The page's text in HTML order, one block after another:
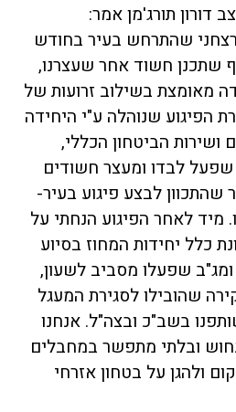
דורון תורג'מן אמר:
שהתרחש בעיר בחודש
שתכנן חשוד אחר שעצרנו,
מאומצת בשילוב זרועות של
הפיגוע שנוהלה ע"י היחידה
ושירות הביטחון הכללי,
לבדו ומעצר חשודים
לבצע פיגוע בעיר-
מיד לאחר הפיגוע הנחתי על
כלל יחידות המחוז בסיוע
שפעלו מסביב לשעון,
שהובילו לסגירת המעגל
בשב"כ ובצה"ל. אנחנו
ובלתי מתפשר במחבלים
ולהגן על בטחון אזרחי